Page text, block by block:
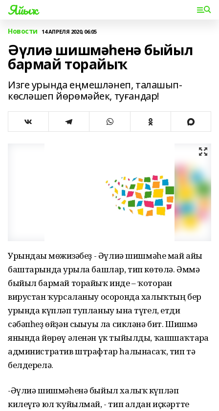
Яйыҡ
Новости 14 АПРЕЛЯ 2020, 06:05
Әүлиә шишмәһенә быйыл
бармай торайыҡ
Изге урында еңмешләнеп, талашып-
көсләшеп йөрөмәйек, туғандар!
Урындағы мөғжизәбеҙ - Әүлиә шишмәһе май айы
баштарында урғыла башлар, тип көтөлә. Әммә
быйыл бармай торайыҡ инде – ҡоторған
вирустан ҡурсаланыу осоронда халыҡтың бер
урында күпләп тупланыу ғына түгел, етди
сәбәпһеҙ өйҙән сығыуы ла сикләнә бит. Шишмә
янында йөрөү әленән үк тыйылды, ҡашшаҡтарға
административ штрафтар һалынасаҡ, тип тә
белдерелә.
-Әүлиә шишмәһенә быйыл халыҡ күпләп
килеүгә юл ҡуйылмай, - тип алдан иҫкәртте